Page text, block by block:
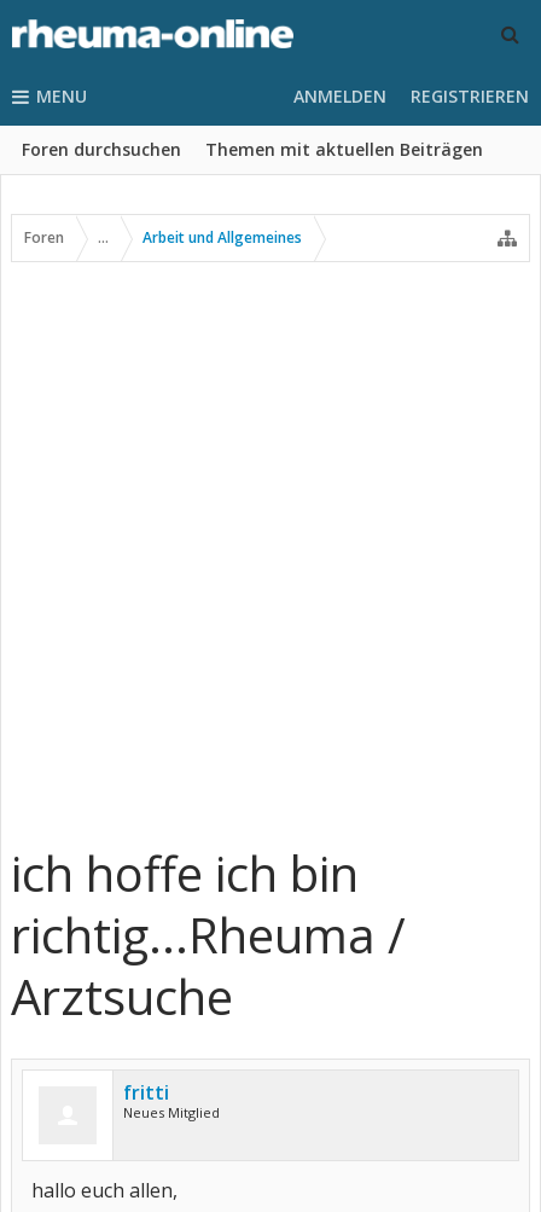
MENU
Foren durchsuchen Themen mit aktuellen Beiträgen
ANMELDEN REGISTRIEREN
Foren ... Arbeit und Allgemeines
ich hoffe ich bin
richtig...Rheuma /
Arztsuche
fritti
Neues Mitglied
hallo euch allen,